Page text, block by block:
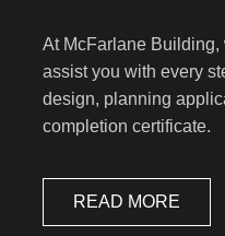
At McFarlane Building,
assist you with every
design, planning
completion certificate.
READ MORE